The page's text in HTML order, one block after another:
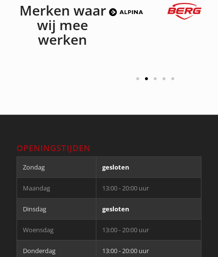
Merken waar
wij mee
werken
OPENINGSTIJDEN
Zondag gesloten
Maandag 13:00 - 20:00 uur
Dinsdag gesloten
Woensdag 13:00 - 20:00 uur
Donderdag 13:00 - 20:00 uur